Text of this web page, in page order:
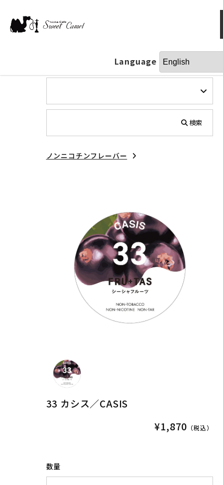
Language
検索
ノンニコチンフレーバー
33 カシス／CASIS
¥1,870 （税込）
数量